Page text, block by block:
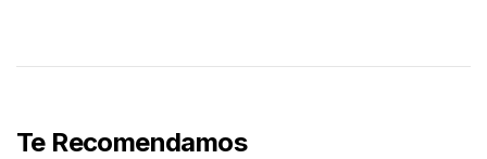
Te Recomendamos